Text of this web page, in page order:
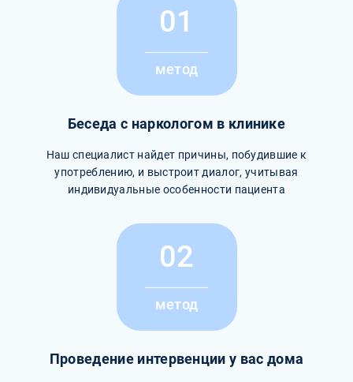
01
метод
Беседа с наркологом в клинике
Наш специалист найдет причины, побудившие к
употреблению, и выстроит диалог, учитывая
индивидуальные особенности пациента
02
метод
Проведение интервенции у вас дома